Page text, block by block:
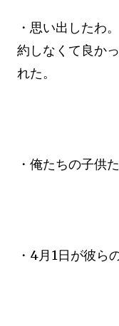
・思い出したわ
約しなくて良か
れた。
・俺たちの子供
・4月1日が彼ら